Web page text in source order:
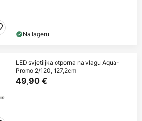
Na lageru
LED svjetiljka otporna na vlagu Aqua-
Promo 2/120, 127,2cm
49,90 €